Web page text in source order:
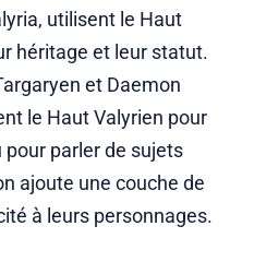
utilisent le Haut
héritage et leur statut.
et Daemon
le Haut Valyrien pour
parler de sujets
ajoute une couche de
à leurs personnages.